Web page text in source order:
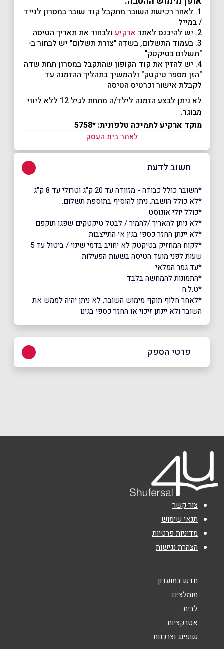
1. לאחר רכישת השובר מתקבל קוד שובר במסרון לנייד
/ במייל
2. יש להיכנס לאתר
ארקיע ולבחור את תאריך הטיסה
3. בעמוד התשלום, בשדה "צורת תשלום" יש לבחור ב-
"תשלום בטיקטק"
4. יש להזין את קוד הקופון שהתקבל במסרון תחת שדה
"הזן מספר טיקטק" ולהמשיך בתהליך ההזמנה עד
לקבלת אישור וכרטיס הטיסה
לא ניתן לבצע הזמנה לילד/ה מתחת לגיל 12 ללא ליווי
מבוגר.
מוקד ארקיע לתמיכה טלפונית: *5758
לאתר בית העסק
חשוב לדעת
*השובר כולל כבודה - מזוודה עד 20 ק"ג וטרולי עד 8 ק"ג
*לא כולל הושבה, ניתן להוסיף בתוספת תשלום.
*כולל יולי אוגוסט
*לא ניתן להאריך /להמיר / לבטל טיקטקים שפגו תוקפם
*לא יינתן החזר כספי בגין אי התייצבות
*לקוח המחזיק בטיקטק לא יחויב בדמי שינוי / ביטול עד 5
שעות לפני מועד הטיסה בשעות הפעילות
*עד גמר המלאי
*התמונות להמחשה בלבד
*ט.ל.ח
*לאחר חלוף תוקף מימוש השובר, לא ניתן יהיה לממש את
השובר ולא יינתן זיכוי או החזר כספי בגינו
פרטי הספק
שם מלא
טלפון*
אימייל*
נושא*
הודעה*
צור קשר
תנאי שימוש
מדיניות פרטיות
הצהרת נגישות
חדש במועדון
מומלצים
לבית
אטרקציות
שופינג וצרכנות